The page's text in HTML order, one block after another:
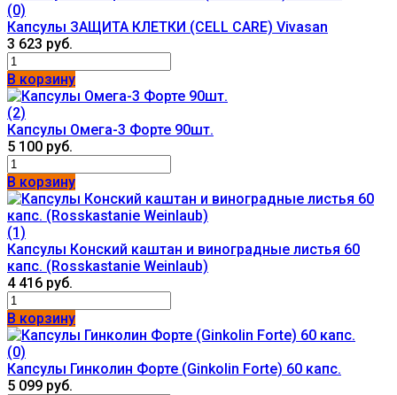
(0)
Капсулы ЗАЩИТА КЛЕТКИ (CELL CARE) Vivasan
3 623 руб.
В корзину
(2)
Капсулы Омега-3 Форте 90шт.
5 100 руб.
В корзину
(1)
Капсулы Конский каштан и виноградные листья 60
капс. (Rosskastanie Weinlaub)
4 416 руб.
В корзину
(0)
Капсулы Гинколин Форте (Ginkolin Forte) 60 капс.
5 099 руб.